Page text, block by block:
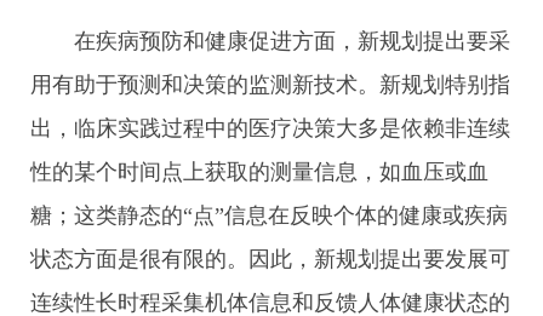
在疾病预防和健康促进方面，新规划提出要采
用有助于预测和决策的监测新技术。新规划特别指
出，临床实践过程中的医疗决策大多是依赖非连续
性的某个时间点上获取的测量信息，如血压或血
糖；这类静态的“点”信息在反映个体的健康或疾病
状态方面是很有限的。因此，新规划提出要发展可
连续性长时程采集机体信息和反馈人体健康状态的